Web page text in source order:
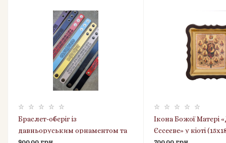
Браслет-оберіг із
давньоруським орнаментом та
Ікона Божої Матері
Єссеєве» у кіоті